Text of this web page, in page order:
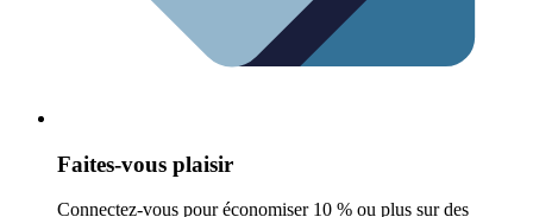
Faites-vous plaisir
Connectez-vous pour économiser 10 % ou plus sur des